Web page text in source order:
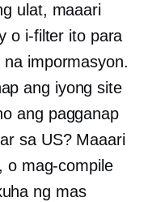
ulat, maaari
o i-filter ito para
impormasyon.
ang iyong site
ang pagganap
sa US? Maaari
o mag-compile
ng mas